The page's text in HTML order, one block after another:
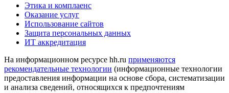
Этика и комплаенс
Оказание услуг
Использование сайтов
Защита персональных данных
ИТ аккредитация
На информационном ресурсе hh.ru применяются
рекомендательные технологии (информационные технологии
предоставления информации на основе сбора, систематизации
и анализа сведений, относящихся к предпочтениям